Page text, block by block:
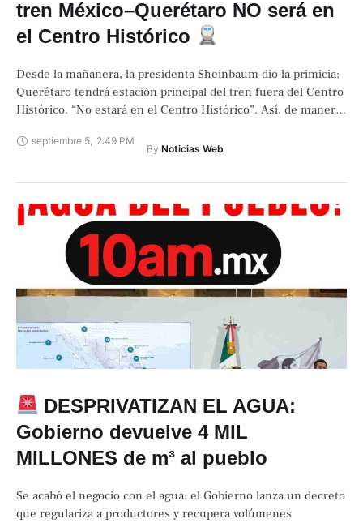
tren México–Querétaro NO será en
el Centro Histórico
Desde la mañanera, la presidenta Sheinbaum dio la primicia:
Querétaro tendrá estación principal del tren fuera del Centro
Histórico. “No estará en el Centro Histórico”. Así, de manera
septiembre 5, 2:49 PM
By Noticias Web
DESPRIVATIZAN EL AGUA:
Gobierno devuelve 4 MIL
MILLONES de m³ al pueblo
Se acabó el negocio con el agua: el Gobierno lanza un decreto
que regulariza a productores y recupera volúmenes